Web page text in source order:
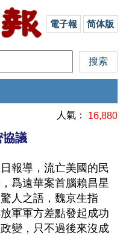
電子報 简体版
人氣： 16,880
協議
報導，流亡美國的民
爲遠華案首腦賴昌星
人之語，魏京生指
軍軍方差點發起成功
變，只不過後來沒成